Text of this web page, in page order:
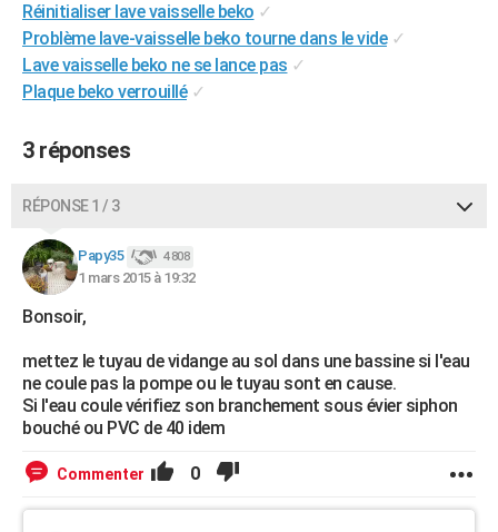
CARTE DE VOEUX
Carte de Noël
Carte Bonne année
Carte Saint-Valentin
Carte Pâques
Carte d'anniversaire
DICTIONNAIRE
Dictionnaire
Biographies
Citations
Expressions
Proverbes
COPAINS D'AVANT
S'inscrire
Se connecter
Lycées
Collèges
Primaires
Universités
Entreprises
Service militaire
Avis de recherche
AVIS DE DÉCÈS
FORUM
Bricolage
Lifestyle
Culture
Sport
Auto
Television
Voyage
Cinema
Réinitialiser lave vaisselle beko ✓
Problème lave-vaisselle beko tourne dans le vide ✓
Lave vaisselle beko ne se lance pas ✓
Plaque beko verrouillé ✓
3 réponses
RÉPONSE 1 / 3
Papy35 4 808
1 mars 2015 à 19:32
Bonsoir,
mettez le tuyau de vidange au sol dans une bassine si l'eau
ne coule pas la pompe ou le tuyau sont en cause.
Si l'eau coule vérifiez son branchement sous évier siphon
bouché ou PVC de 40 idem
Commenter 0